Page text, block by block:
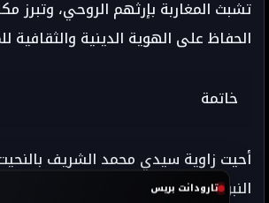
تشبث المغاربة بإرثهم الروحي، وتبرز
الحفاظ على الهوية الدينية والثقافية
خاتمة
أحيت زاوية سيدي محمد الشريف
النبوي في مشهد يختزل عمق التاريخ
تارودانت بريس